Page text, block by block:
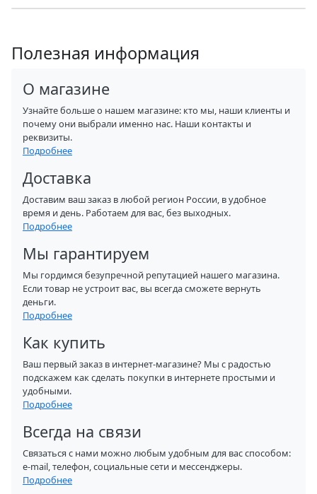
Полезная информация
О магазине
Узнайте больше о нашем магазине: кто мы, наши клиенты и
почему они выбрали именно нас. Наши контакты и
реквизиты.
Подробнее
Доставка
Доставим ваш заказ в любой регион России, в удобное
время и день. Работаем для вас, без выходных.
Подробнее
Мы гарантируем
Мы гордимся безупречной репутацией нашего магазина.
Если товар не устроит вас, вы всегда сможете вернуть
деньги.
Подробнее
Как купить
Ваш первый заказ в интернет-магазине? Мы с радостью
подскажем как сделать покупки в интернете простыми и
удобными.
Подробнее
Всегда на связи
Связаться с нами можно любым удобным для вас способом:
e-mail, телефон, социальные сети и мессенджеры.
Подробнее